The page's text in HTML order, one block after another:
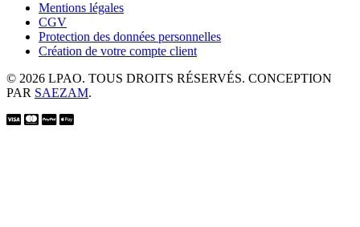
Mentions légales
CGV
Protection des données personnelles
Création de votre compte client
© 2026 LPAO. TOUS DROITS RÉSERVÉS. CONCEPTION
PAR SAEZAM.